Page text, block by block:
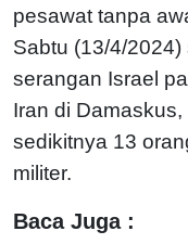
pesawat tanpa
Sabtu (13/4/
serangan Israel
Iran di
sedikitnya 13
militer.
Baca Juga :